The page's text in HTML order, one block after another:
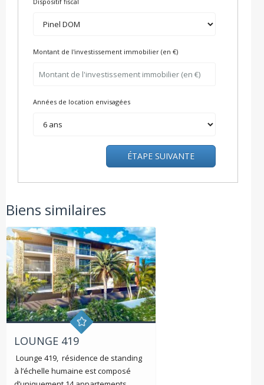
Montant de l'investissement immobilier (en €)
Années de location envisagées
ÉTAPE SUIVANTE
Biens similaires
LOUNGE 419
Lounge 419, résidence de standing
à l’échelle humaine est composé